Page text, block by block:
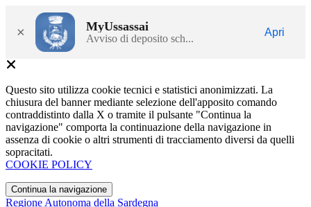
× MyUssassai
Avviso di deposito sch...
Apri
Questo sito utilizza cookie tecnici e statistici anonimizzati. La
chiusura del banner mediante selezione dell'apposito comando
contraddistinto dalla X o tramite il pulsante "Continua la
navigazione" comporta la continuazione della navigazione in
assenza di cookie o altri strumenti di tracciamento diversi da quelli
sopracitati.
COOKIE POLICY
Continua la navigazione
Regione Autonoma della Sardegna